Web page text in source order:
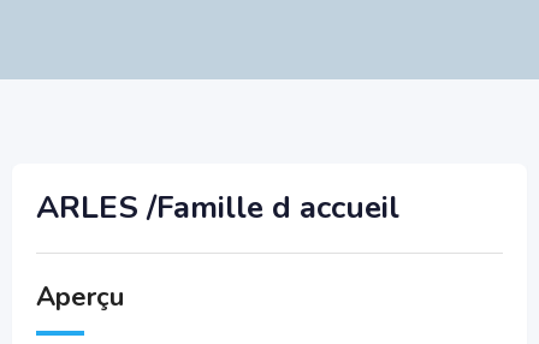
ARLES /Famille d accueil
Aperçu